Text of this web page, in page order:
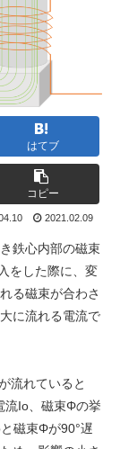
はてブ
コピー
2021.02.09
鉄心内部の磁束
をした際に、変
る磁束が合わさ
に流れる電流で
流れていると
流Io、磁束Φの挙
磁束Φが90°遅